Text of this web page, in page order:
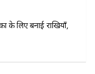
के लिए बनाई राखियाँ,